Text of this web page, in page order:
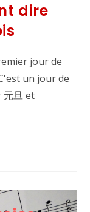
dire
jour de
un jour de
旦 et